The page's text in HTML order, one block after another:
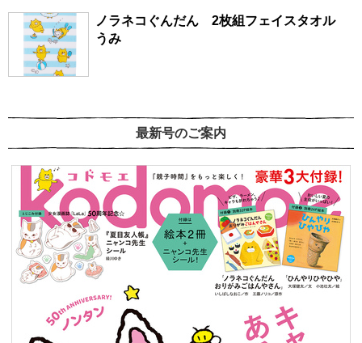
ノラネコぐんだん 2枚組フェイスタオル
うみ
最新号のご案内